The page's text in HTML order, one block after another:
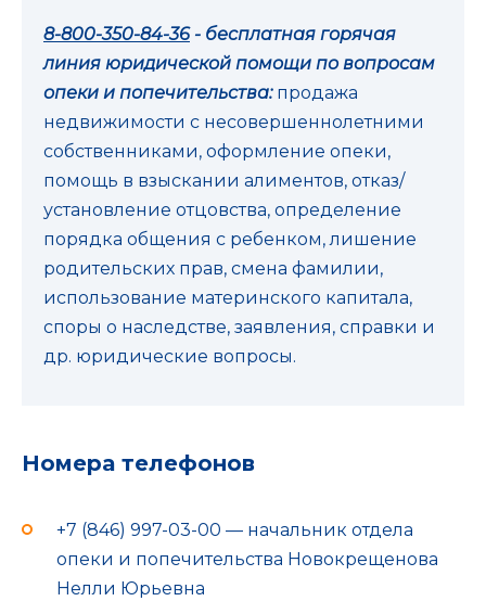
8-800-350-84-36- бесплатная горячая
линия юридической помощи по вопросам
опеки и попечительства: продажа
недвижимости с несовершеннолетними
собственниками, оформление опеки,
помощь в взыскании алиментов, отказ/
установление отцовства, определение
порядка общения с ребенком, лишение
родительских прав, смена фамилии,
использование материнского капитала,
споры о наследстве, заявления, справки и
др. юридические вопросы.
Номера телефонов
+7 (846) 997-03-00 — начальник отдела
опеки и попечительства Новокрещенова
Нелли Юрьевна